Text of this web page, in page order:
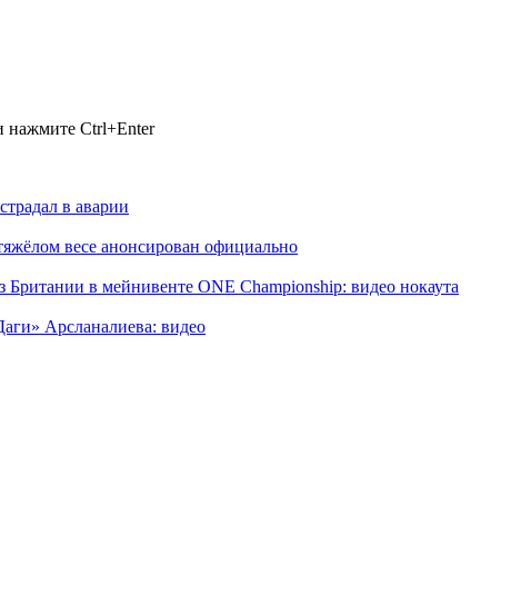
Ctrl+Enter
в аварии
весе анонсирован официально
в мейнивенте ONE Championship: видео нокаута
Арсланалиева: видео